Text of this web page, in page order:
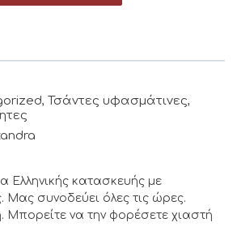
, Τσάντες υφασμάτινες,
Ελληνικής κατασκευής με
Μας συνοδεύει όλες τις ώρες.
Μπορείτε να την φορέσετε χιαστή